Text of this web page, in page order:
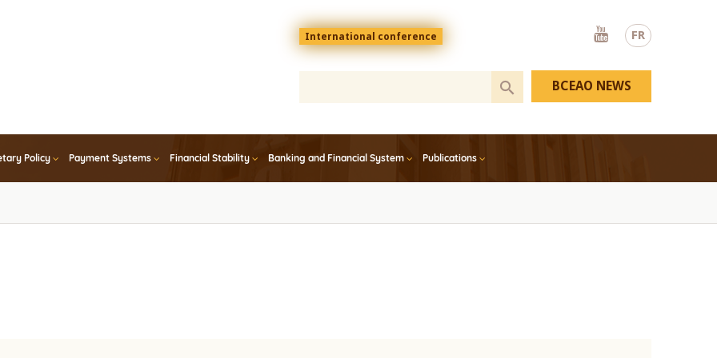
FR
Menu
top
En
International conference
Youtube
Policy Payment Systems Financial Stability Banking and Financial System Publications
BCEAO NEWS